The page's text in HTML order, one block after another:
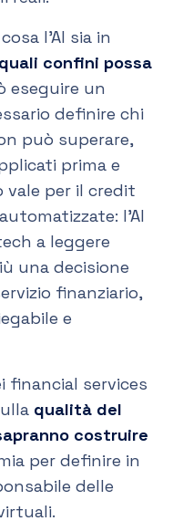
l’AI sia in
confini possa
eseguire un
definire chi
può superare,
prima e
vale per il credit
l’AI
a leggere
una decisione
finanziario,
e
financial services
qualità del
costruire
per definire in
delle